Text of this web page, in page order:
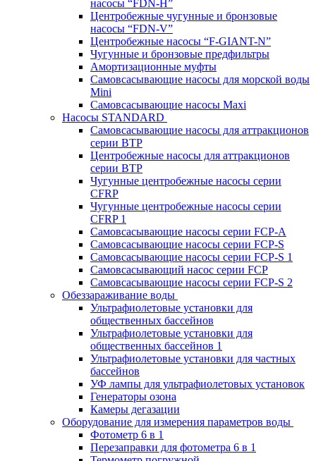
насосы “FDN-Н”
Центробежные чугунные и бронзовые
насосы “FDN-V”
Центробежные насосы “F-GIANT-N”
Чугунные и бронзовые предфильтры
Амортизационные муфты
Самовсасывающие насосы для морской воды
Mini
Самовсасывающие насосы Maxi
Насосы STANDARD
Самовсасывающие насосы для аттракционов
серии BTP
Центробежные насосы для аттракционов
серии BTP
Чугунные центробежные насосы серии
CFRP
Чугунные центробежные насосы серии
CFRP 1
Самовсасывающие насосы серии FCP-A
Самовсасывающие насосы серии FCP-S
Самовсасывающие насосы серии FCP-S 1
Самовсасывающий насос серии FCP
Самовсасывающие насосы серии FCP-S 2
Обеззараживание воды
Ультрафиолетовые установки для
общественных бассейнов
Ультрафиолетовые установки для
общественных бассейнов 1
Ультрафиолетовые установки для частных
бассейнов
УФ лампы для ультрафиолетовых установок
Генераторы озона
Камеры дегазации
Оборудование для измерения параметров воды
Фотометр 6 в 1
Перезаправки для фотометра 6 в 1